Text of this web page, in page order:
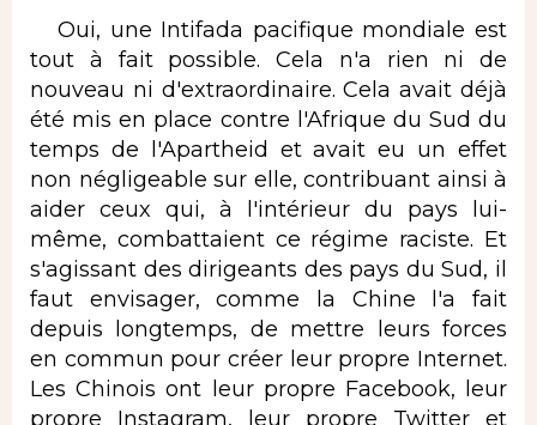
Oui, une Intifada pacifique mondiale est
tout à fait possible. Cela n'a rien ni de
nouveau ni d'extraordinaire. Cela avait déjà
été mis en place contre l'Afrique du Sud du
temps de l'Apartheid et avait eu un effet
non négligeable sur elle, contribuant ainsi à
aider ceux qui, à l'intérieur du pays lui-
même, combattaient ce régime raciste. Et
s'agissant des dirigeants des pays du Sud, il
faut envisager, comme la Chine l'a fait
depuis longtemps, de mettre leurs forces
en commun pour créer leur propre Internet.
Les Chinois ont leur propre Facebook, leur
propre Instagram, leur propre Twitter et